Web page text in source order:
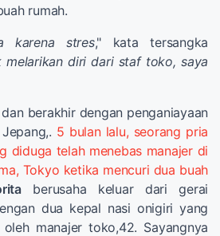
rumah.
karena stres," kata tersangka
melarikan diri dari staf toko, saya
berakhir dengan penganiayaan
5 bulan lalu, seorang pria
diduga telah menebas manajer di
Tokyo ketika mencuri dua buah
berusaha keluar dari gerai
dua kepal nasi onigiri yang
manajer toko,42. Sayangnya